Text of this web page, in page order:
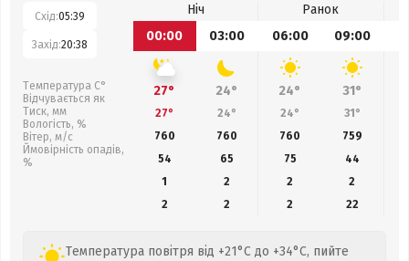
Схід:05:39
Захід:20:38
Температура С°
Відчувається як
Тиск, мм
Вологість, %
Вітер, м/с
Ймовірність опадів,
%
Ніч
Ранок
00:00
03:00 06:00 09:00
27° 24° 24° 31°
27° 24° 24° 31°
760
760 760 759
54
65 75
44
1
2 2
2
2
2 2 22
Температура повітря від +21°C до +34°C, пийте